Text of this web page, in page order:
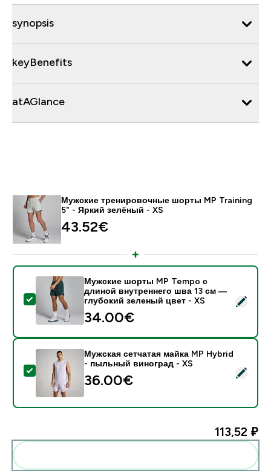
synopsis
keyBenefits
atAGlance
Мужские тренировочные шорты MP Training
5" - Яркий зелёный - XS
43.52€‎
- Мужские шорты MP Tempo с длиной
Мужские шорты MP Tempo с
длиной внутреннего шва 13 см ―
глубокий зеленый цвет - XS
34.00€‎
- Мужская сетчатая майка MP Hybrid - пыльный
Мужская сетчатая майка MP Hybrid
- пыльный виноград - XS
36.00€‎
113,52 ₽‎